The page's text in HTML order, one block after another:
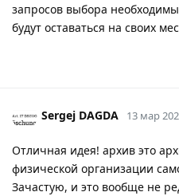
запросов выбора
будут оставаться на своих
Sergej DAGDA 13 мар
Отличная идея! архив это
физической организации
Зачастую, и это вообще не